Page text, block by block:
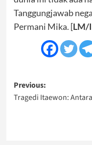
Tanggungjawab
Permani Mika. [LM/
Post
navigation
Previous:
Tragedi Itaewon: